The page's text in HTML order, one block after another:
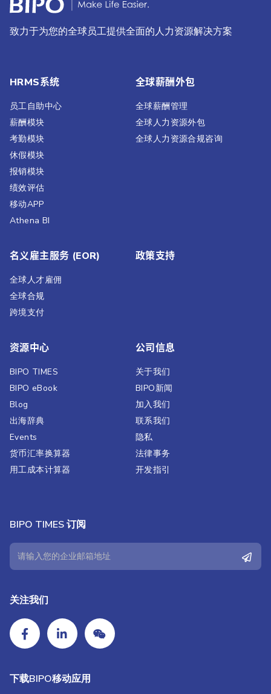
致力于为您的全球员工提供全面的人力资源解决方案
HRMS系统
员工自助中心
薪酬模块
考勤模块
休假模块
报销模块
绩效评估​
移动APP
Athena BI
全球薪酬外包
全球薪酬管理
全球人力资源外包
全球人力资源合规咨询
名义雇主服务 (EOR)
全球人才雇佣
全球合规
跨境支付
政策支持
资源中心
BIPO TIMES
BIPO eBook
Blog
出海辞典
Events
货币汇率换算器
用工成本计算器
公司信息
关于我们
BIPO新闻​
加入我们
联系我们
隐私
法律事务
开发指引
BIPO TIMES 订阅
关注我们
下载BIPO移动应用